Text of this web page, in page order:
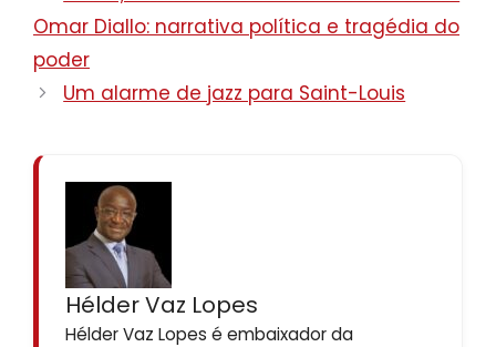
Omar Diallo: narrativa política e tragédia do
poder
Um alarme de jazz para Saint-Louis
Hélder Vaz Lopes
Hélder Vaz Lopes é embaixador da